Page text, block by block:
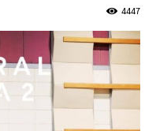
4447